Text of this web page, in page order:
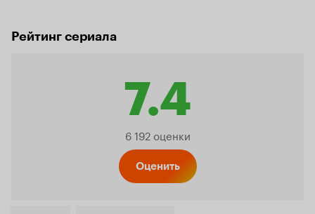
Рейтинг сериала
7.4
Рейтинг
6 192 оценки
Оценить